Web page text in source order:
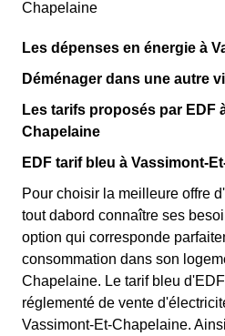
Chapelaine
Les dépenses en énergie à
Déménager dans une autre
Les tarifs proposés par EDF
Chapelaine
EDF tarif bleu à Vassimont-
Pour choisir la meilleure offre
tout dabord connaître ses
option qui corresponde
consommation dans son
Chapelaine. Le tarif bleu
réglementé de vente
Vassimont-Et-Chapelaine.